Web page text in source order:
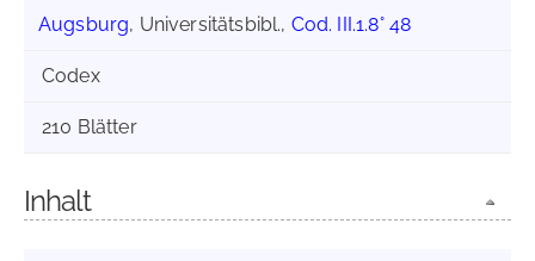
Augsburg, Universitätsbibl., Cod. III.1.8° 48
Codex
210 Blätter
Inhalt